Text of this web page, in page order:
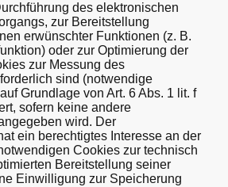
des elektronischen
zur Bereitstellung
erwünschter Funktionen (z. B.
oder zur Optimierung der
zur Messung des
sind (notwendige
Grundlage von Art. 6 Abs. 1 lit. f
sofern keine andere
wird. Der
ein berechtigtes Interesse an der
Cookies zur technisch
Bereitstellung seiner
Einwilligung zur Speicherung